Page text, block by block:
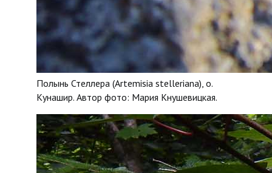
Полынь Стеллера (Artemisia stelleriana), о.
Кунашир. Автор фото: Мария Кнушевицкая.